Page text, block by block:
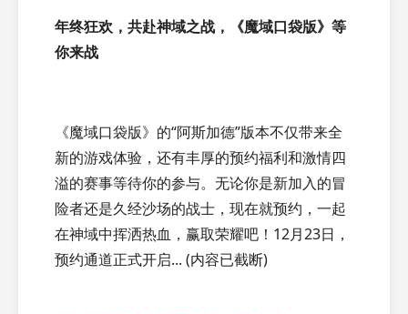
年终狂欢，共赴神域之战，《魔域口袋版》等
你来战
《魔域口袋版》的“阿斯加德”版本不仅带来全
新的游戏体验，还有丰厚的预约福利和激情四
溢的赛事等待你的参与。无论你是新加入的冒
险者还是久经沙场的战士，现在就预约，一起
在神域中挥洒热血，赢取荣耀吧！12月23日，
预约通道正式开启... (内容已截断)